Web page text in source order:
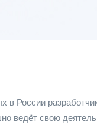
в России
ведёт свою